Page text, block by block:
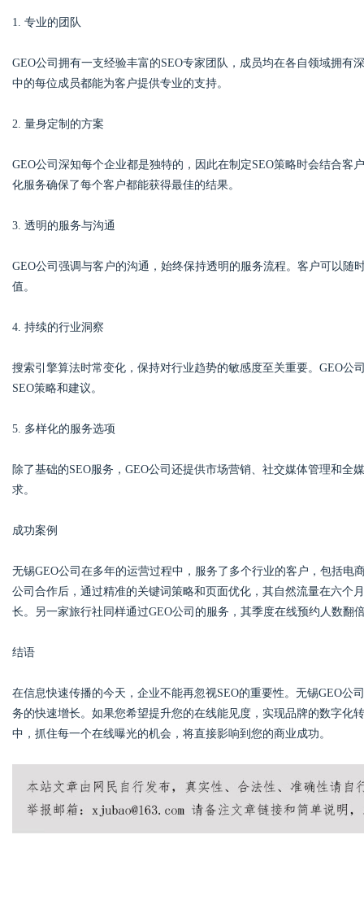
1. 专业的团队
GEO公司拥有一支经验丰富的SEO专家团队，成员均在各自领域拥
中的每位成员都能为客户提供专业的支持。
2. 量身定制的方案
GEO公司深知每个企业都是独特的，因此在制定SEO策略时会结合
化服务确保了每个客户都能获得最佳的结果。
3. 透明的服务与沟通
GEO公司强调与客户的沟通，始终保持透明的服务流程。客户可以
值。
4. 持续的行业洞察
搜索引擎算法时常变化，保持对行业趋势的敏感度至关重要。GEO
SEO策略和建议。
5. 多样化的服务选项
除了基础的SEO服务，GEO公司还提供市场营销、社交媒体管理和
求。
成功案例
无锡GEO公司在多年的运营过程中，服务了多个行业的客户，包括电
公司合作后，通过精准的关键词策略和页面优化，其自然流量在六个
长。另一家旅行社同样通过GEO公司的服务，其季度在线预约人数翻
结语
在信息快速传播的今天，企业不能再忽视SEO的重要性。无锡GEO
务的快速增长。如果您希望提升您的在线能见度，实现品牌的数字化
中，抓住每一个在线曝光的机会，将直接影响到您的商业成功。